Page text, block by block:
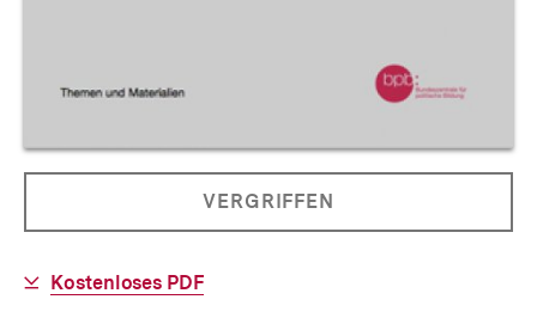
PRODUKT
NICHT
VERGRIFFEN
Download-
Kostenloses PDF